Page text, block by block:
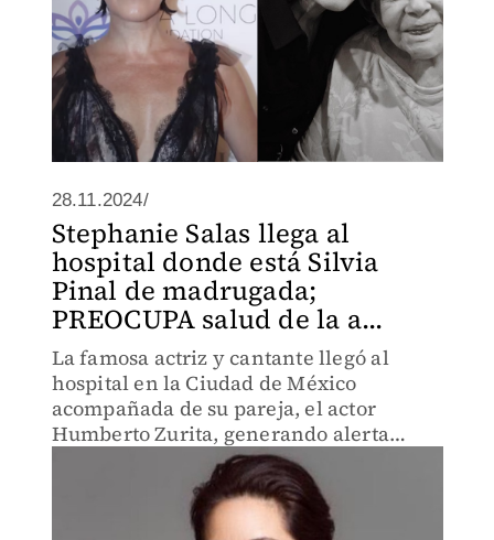
28.11.2024/
Stephanie Salas llega al
hospital donde está Silvia
Pinal de madrugada;
PREOCUPA salud de la a...
La famosa actriz y cantante llegó al
hospital en la Ciudad de México
acompañada de su pareja, el actor
Humberto Zurita, generando alerta
sobre complicaciones en el estado de
salud de la diva del cine mexicano.